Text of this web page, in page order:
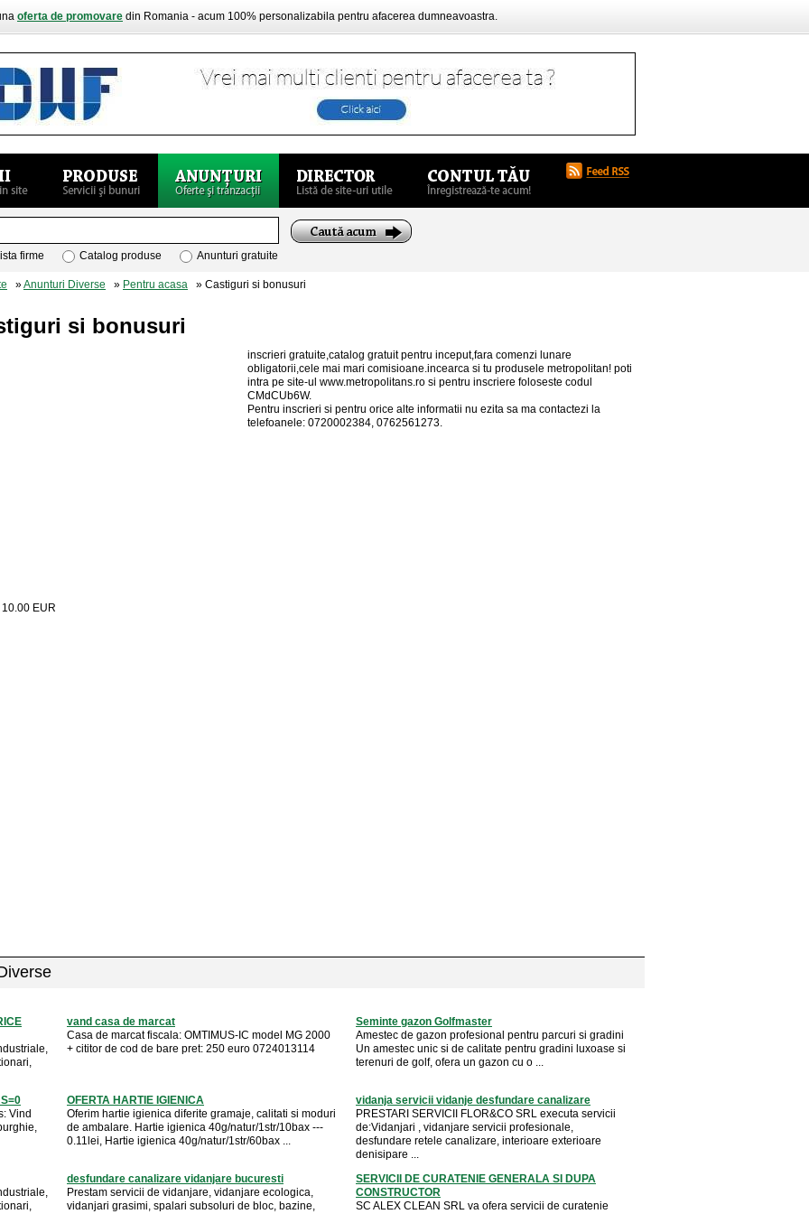
oferta de promovare din Romania - acum 100% personalizabila pentru afacerea dumneavoastra.
firme Catalog produse Anunturi gratuite
»Anunturi Diverse » Pentru acasa » Castiguri si bonusuri
si bonusuri
inscrieri gratuite,catalog gratuit pentru inceput,fara comenzi lunare
obligatorii,cele mai mari comisioane.incearca si tu produsele metropolitan! poti
intra pe site-ul www.metropolitans.ro si pentru inscriere foloseste codul
CMdCUb6W.
Pentru inscrieri si pentru orice alte informatii nu ezita sa ma contactezi la
telefoanele: 0720002384, 0762561273.
10.00 EUR
vand casa de marcat
Casa de marcat fiscala: OMTIMUS-IC model MG 2000
+ cititor de cod de bare pret: 250 euro 0724013114
Seminte gazon Golfmaster
Amestec de gazon profesional pentru parcuri si gradini
Un amestec unic si de calitate pentru gradini luxoase si
terenuri de golf, ofera un gazon cu o ...
Vind
OFERTA HARTIE IGIENICA
Oferim hartie igienica diferite gramaje, calitati si moduri
de ambalare. Hartie igienica 40g/natur/1str/10bax ---
0.11lei, Hartie igienica 40g/natur/1str/60bax ...
vidanja servicii vidanje desfundare canalizare
PRESTARI SERVICII FLOR&CO SRL executa servicii
de:Vidanjari , vidanjare servicii profesionale,
desfundare retele canalizare, interioare exterioare
denisipare ...
desfundare canalizare vidanjare bucuresti
Prestam servicii de vidanjare, vidanjare ecologica,
vidanjari grasimi, spalari subsoluri de bloc, bazine,
SERVICII DE CURATENIE GENERALA SI DUPA
CONSTRUCTOR
SC ALEX CLEAN SRL va ofera servicii de curatenie